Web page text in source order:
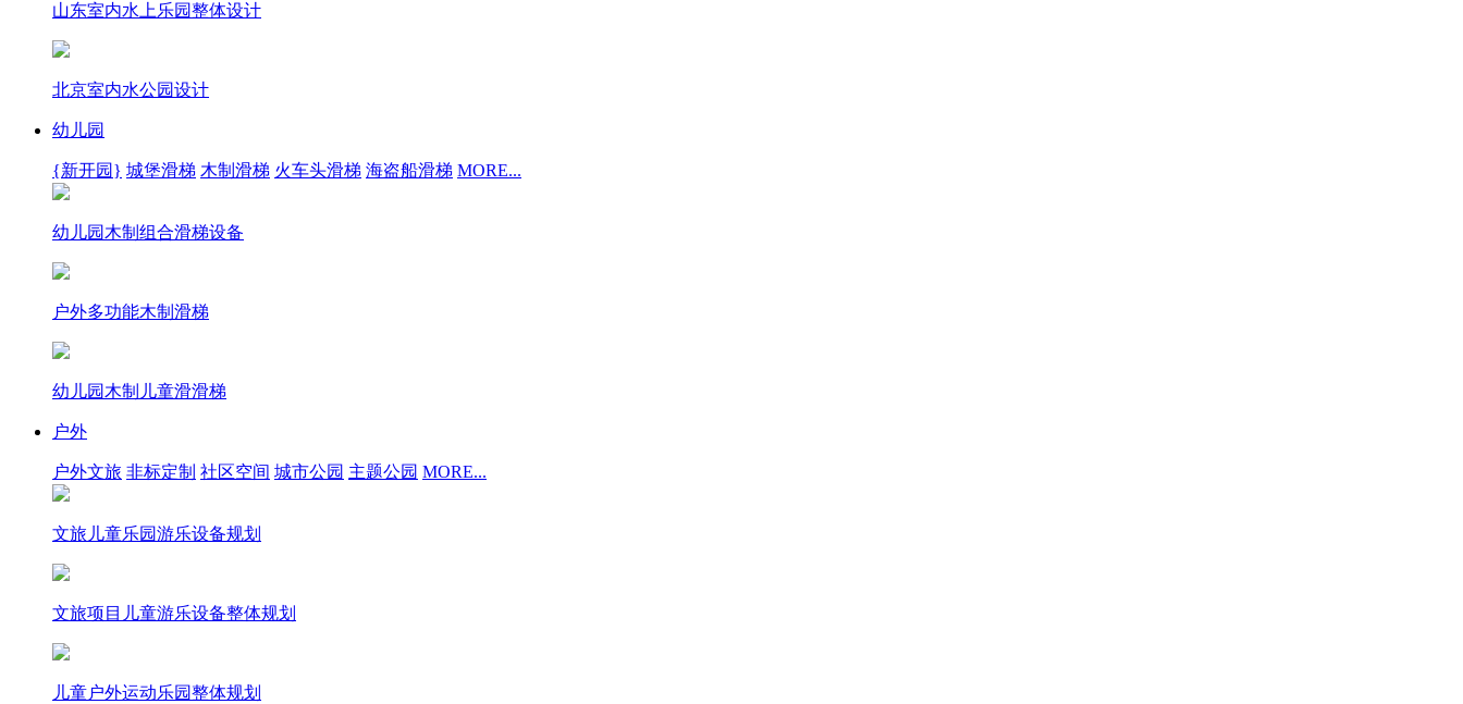
山东室内水上乐园整体设计
北京室内水公园设计
幼儿园
{新开园} 城堡滑梯 木制滑梯 火车头滑梯 海盗船滑梯 MORE...
幼儿园木制组合滑梯设备
户外多功能木制滑梯
幼儿园木制儿童滑滑梯
户外
户外文旅 非标定制 社区空间 城市公园 主题公园 MORE...
文旅儿童乐园游乐设备规划
文旅项目儿童游乐设备整体规划
儿童户外运动乐园整体规划